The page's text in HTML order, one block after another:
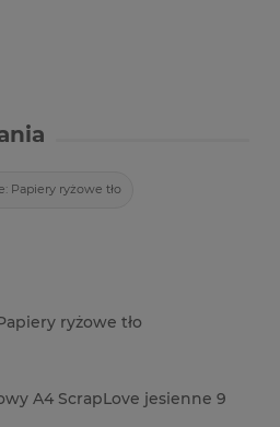
Papiery ryżowe tło
ryżowe tło
A4 ScrapLove jesienne 9